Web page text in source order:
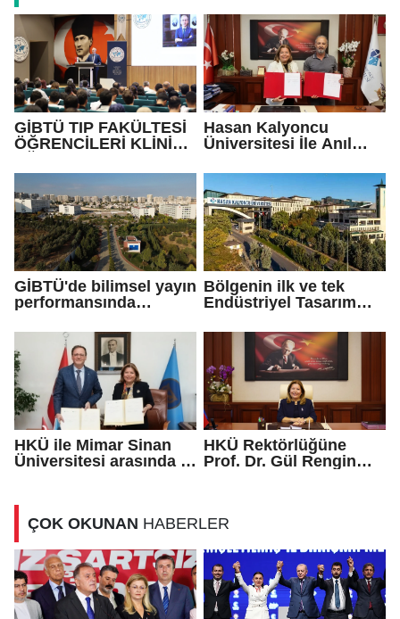
GİBTÜ TIP FAKÜLTESİ
ÖĞRENCİLERİ KLİNİK
BAŞLADI
Hasan Kalyoncu
Üniversitesi İle Anıl
eğitim iş birliği
protokolü imzalandı
GİBTÜ'de bilimsel yayın
performansında
Bölgenin ilk ve tek
Endüstriyel Tasarım
HKÜ ile Mimar Sinan
Üniversitesi arasında iş
HKÜ Rektörlüğüne
Prof. Dr. Gül Rengin
ÇOK OKUNAN HABERLER